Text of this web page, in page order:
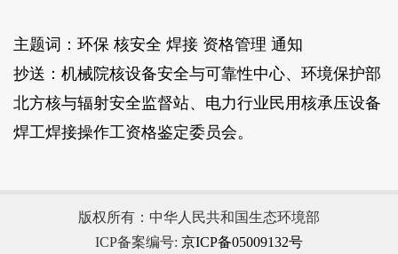
主题词：环保 核安全 焊接 资格管理 通知
抄送：机械院核设备安全与可靠性中心、环境保护部
北方核与辐射安全监督站、电力行业民用核承压设备
焊工焊接操作工资格鉴定委员会。
版权所有：中华人民共和国生态环境部
ICP备案编号: 京ICP备05009132号